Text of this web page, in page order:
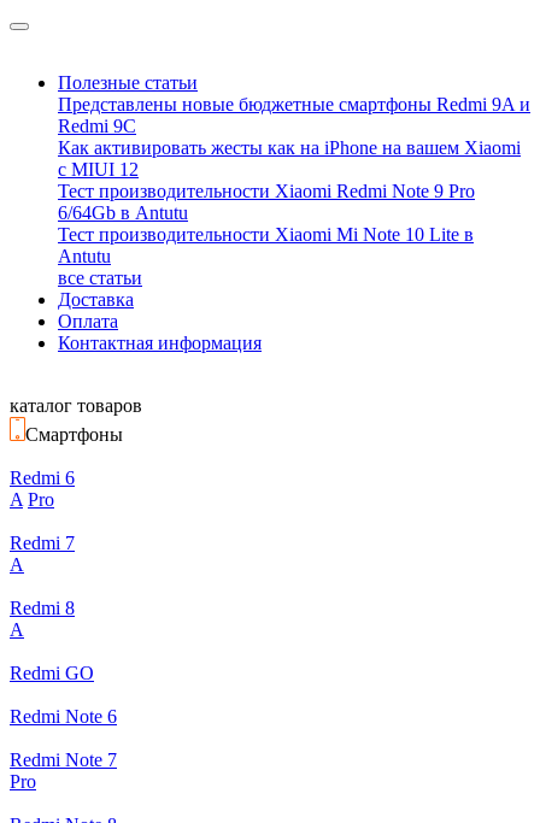
Полезные статьи
Представлены новые бюджетные смартфоны Redmi 9A и
Redmi 9C
Как активировать жесты как на iPhone на вашем Xiaomi
с MIUI 12
Тест производительности Xiaomi Redmi Note 9 Pro
6/64Gb в Antutu
Тест производительности Xiaomi Mi Note 10 Lite в
Antutu
все статьи
Доставка
Оплата
Контактная информация
каталог товаров
Смартфоны
Redmi 6
A Pro
Redmi 7
A
Redmi 8
A
Redmi GO
Redmi Note 6
Redmi Note 7
Pro